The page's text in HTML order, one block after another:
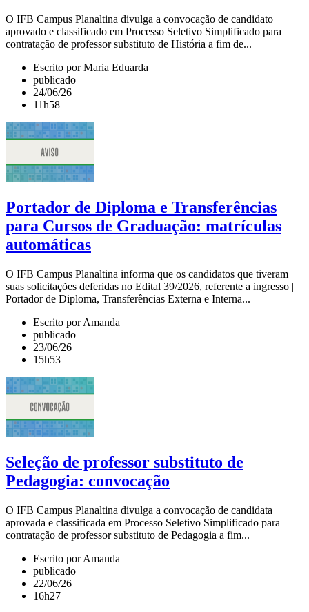
O IFB Campus Planaltina divulga a convocação de candidato
aprovado e classificado em Processo Seletivo Simplificado para
contratação de professor substituto de História a fim de...
Escrito por Maria Eduarda
publicado
24/06/26
11h58
Portador de Diploma e Transferências
para Cursos de Graduação: matrículas
automáticas
O IFB Campus Planaltina informa que os candidatos que tiveram
suas solicitações deferidas no Edital 39/2026, referente a ingresso |
Portador de Diploma, Transferências Externa e Interna...
Escrito por Amanda
publicado
23/06/26
15h53
Seleção de professor substituto de
Pedagogia: convocação
O IFB Campus Planaltina divulga a convocação de candidata
aprovada e classificada em Processo Seletivo Simplificado para
contratação de professor substituto de Pedagogia a fim...
Escrito por Amanda
publicado
22/06/26
16h27